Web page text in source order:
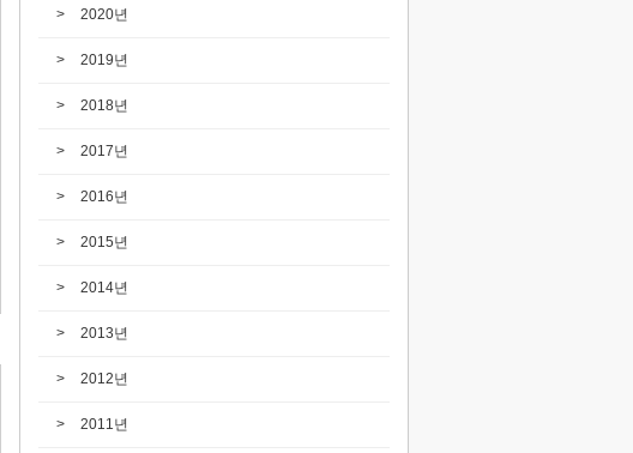
2020년
2019년
2018년
2017년
2016년
2015년
2014년
2013년
2012년
2011년